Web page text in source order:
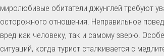
миролюбивые обитатели джунглей требуют
осторожного отношения. Неправильное
вред как человеку, так и самому зверю.
ситуаций, когда турист сталкивается с